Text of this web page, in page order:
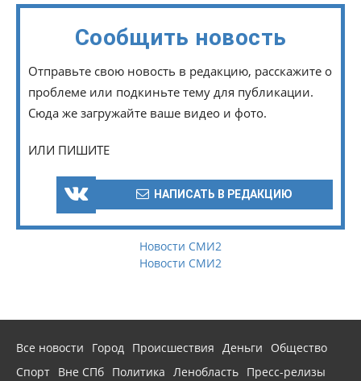
Сообщить новость
Отправьте свою новость в редакцию, расскажите о
проблеме или подкиньте тему для публикации.
Сюда же загружайте ваше видео и фото.
ИЛИ ПИШИТЕ
НАПИСАТЬ В РЕДАКЦИЮ
Новости СМИ2
Новости СМИ2
Все новости Город Происшествия Деньги
Общество
Спорт Вне СПб Политика Ленобласть Пресс-релизы